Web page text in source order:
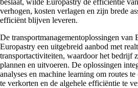
beslaat, wilde Europastry de efficiëntie
verhogen, kosten verlagen en zijn brede
efficiënt blijven leveren.
De transportmanagementoplossingen van
Europastry een uitgebreid aanbod met
transportactiviteiten, waardoor het bedrijf
plannen en uitvoeren. De oplossingen
analyses en machine learning om routes
te verkorten en de algehele efficiëntie te